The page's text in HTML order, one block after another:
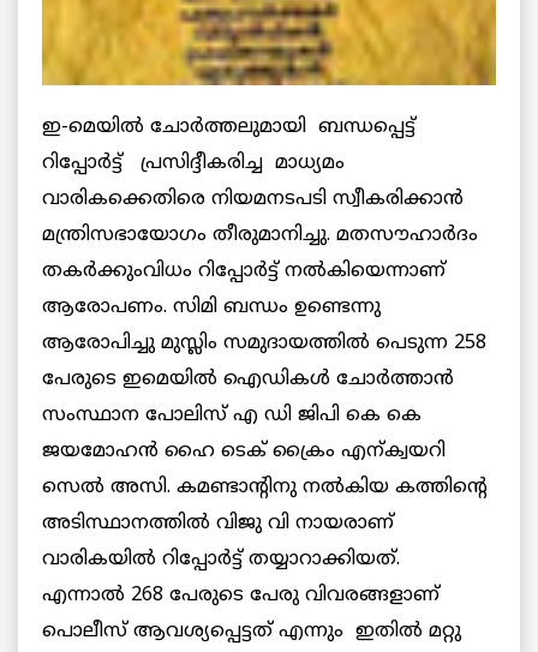
ഇ-മെയില്‍ ചോര്‍ത്തലുമായി ബന്ധപ്പെട്ട്
റിപ്പോര്‍ട്ട് പ്രസിദ്ദീകരിച്ച മാധ്യമം
വാരികക്കെതിരെ നിയമനടപടി സ്വീകരിക്കാന്‍
മന്ത്രിസഭായോഗം തീരുമാനിച്ചു. മതസൗഹാര്‍ദം
തകര്‍ക്കുംവിധം റിപ്പോര്‍ട്ട് നല്‍കിയെന്നാണ്
ആരോപണം. സിമി ബന്ധം ഉണ്ടെന്നു
ആരോപിച്ചു മുസ്ലിം സമുദായത്തില്‍ പെടുന്ന 258
പേരുടെ ഇമെയില്‍ ഐഡികള്‍ ചോര്‍ത്താന്‍
സംസ്ഥാന പോലിസ് എ ഡി ജിപി കെ കെ
ജയമോഹന്‍ ഹൈ ടെക് ക്രൈം എന്ക്വയറി
സെല്‍ അസി. കമണ്ടാന്റിനു നല്‍കിയ കത്തിന്റെ
അടിസ്ഥാനത്തില്‍ വിജു വി നായരാണ്
വാരികയില്‍ റിപ്പോര്‍ട്ട്‌ തയ്യാറാക്കിയത്.
എന്നാല്‍ 268 പേരുടെ പേരു വിവരങ്ങളാണ്
പൊലീസ് ആവശ്യപ്പെട്ടത് എന്നും ഇതില്‍ മറ്റു